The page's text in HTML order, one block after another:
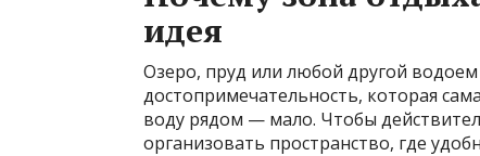
идея
Озеро, пруд или любой другой
достопримечательность, которая
воду рядом — мало. Чтобы
организовать пространство, где